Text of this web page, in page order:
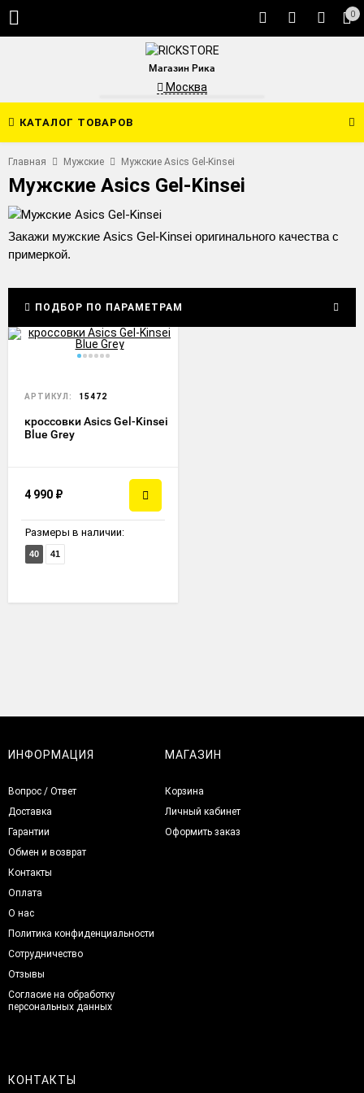
0
Магазин Рика
Москва
КАТАЛОГ ТОВАРОВ
Главная Мужские Мужские Asics Gel-Kinsei
Мужские Asics Gel-Kinsei
Закажи мужские Asics Gel-Kinsei оригинального качества с
примеркой.
ПОДБОР ПО ПАРАМЕТРАМ
АРТИКУЛ: 15472
кроссовки Asics Gel-Kinsei
Blue Grey
4 990 ₽
Размеры в наличии:
40 41
ИНФОРМАЦИЯ
Вопрос / Ответ
Доставка
Гарантии
Обмен и возврат
Контакты
Оплата
О нас
Политика конфиденциальности
Сотрудничество
Отзывы
Согласие на обработку
персональных данных
МАГАЗИН
Корзина
Личный кабинет
Оформить заказ
КОНТАКТЫ